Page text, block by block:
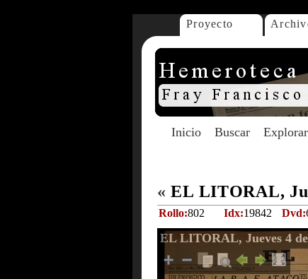
Proyecto
Inicio Buscar Explorar
« EL LITORAL,
Rollo:802 Idx:19842 Dvd:
EL LITORAL, Jueves 4